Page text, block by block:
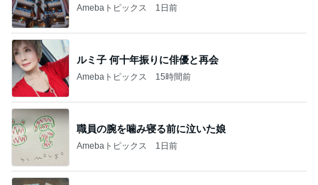
Amebaトピックス 1日前
ルミ子 何十年振りに俳優と再会
Amebaトピックス 15時間前
職員の腕を噛み寝る前に泣いた娘
Amebaトピックス 1日前